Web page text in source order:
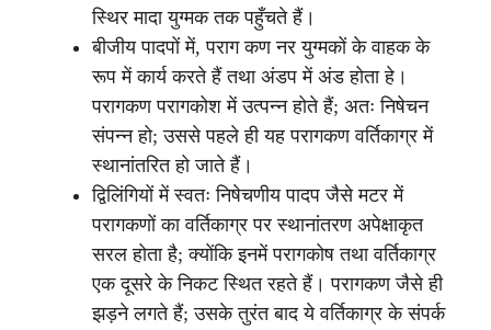
स्थिर मादा युग्मक तक पहुँचते हैं।
बीजीय पादपों में, पराग कण नर युग्मकों के वाहक के
रूप में कार्य करते हैं तथा अंडप में अंड होता हे।
परागकण परागकोश में उत्पन्न होते हैं; अतः निषेचन
संपन्न हो; उससे पहले ही यह परागकण वर्तिकाग्र में
स्थानांतरित हो जाते हैं।
द्विलिंगियों में स्वतः निषेचणीय पादप जैसे मटर में
परागकणों का वर्तिकाग्र पर स्थानांतरण अपेक्षाकृत
सरल होता है; क्योंकि इनमें परागकोष तथा वर्तिकाग्र
एक दूसरे के निकट स्थित रहते हैं। परागकण जैसे ही
झड़ने लगते हैं; उसके तुरंत बाद ये वर्तिकाग्र के संपर्क